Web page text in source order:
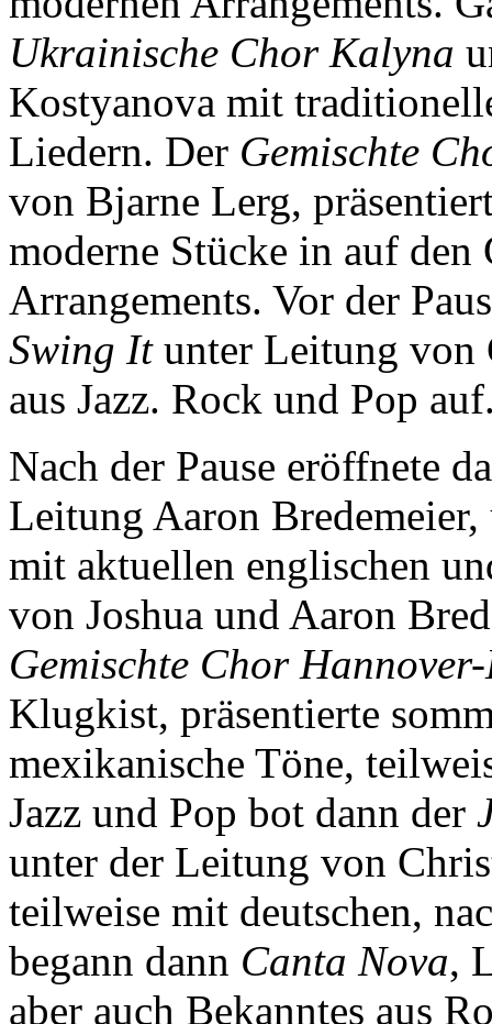
Ukrainische Chor Kalyna
Kostyanova mit
Liedern. Der Gemischte
von Bjarne Lerg,
moderne Stücke in auf den
Arrangements. Vor der
Swing Itunter Leitung von
aus Jazz. Rock und Pop
Nach der Pause eröffnete
Leitung Aaron
mit aktuellen englischen
von Joshua und Aaron
Gemischte Chor
Klugkist, präsentierte
mexikanische Töne,
Jazz und Pop bot dann der
unter der Leitung von
teilweise mit deutschen,
begann dann Canta Nova,
aber auch Bekanntes aus